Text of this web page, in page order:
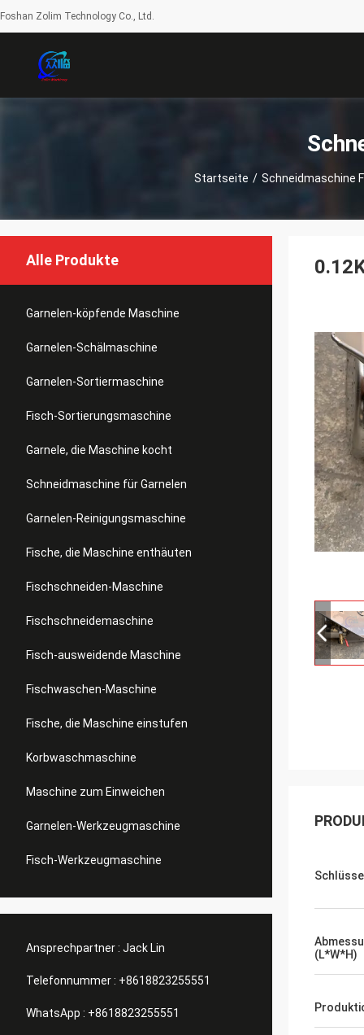
Foshan Zolim Technology Co., Ltd.
Startseite / Schneidmaschine
Alle Produkte
Garnelen-köpfende Maschine
Garnelen-Schälmaschine
Garnelen-Sortiermaschine
Fisch-Sortierungsmaschine
Garnele, die Maschine kocht
Schneidmaschine für Garnelen
Garnelen-Reinigungsmaschine
Fische, die Maschine enthäuten
Fischschneiden-Maschine
Fischschneidemaschine
Fisch-ausweidende Maschine
Fischwaschen-Maschine
Fische, die Maschine einstufen
Korbwaschmaschine
Maschine zum Einweichen
Garnelen-Werkzeugmaschine
Fisch-Werkzeugmaschine
Ansprechpartner : Jack Lin
Telefonnummer : +8618823255551
WhatsApp : +8618823255551
(L*W*H)